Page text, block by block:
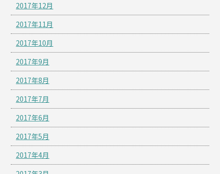
2017年12月
2017年11月
2017年10月
2017年9月
2017年8月
2017年7月
2017年6月
2017年5月
2017年4月